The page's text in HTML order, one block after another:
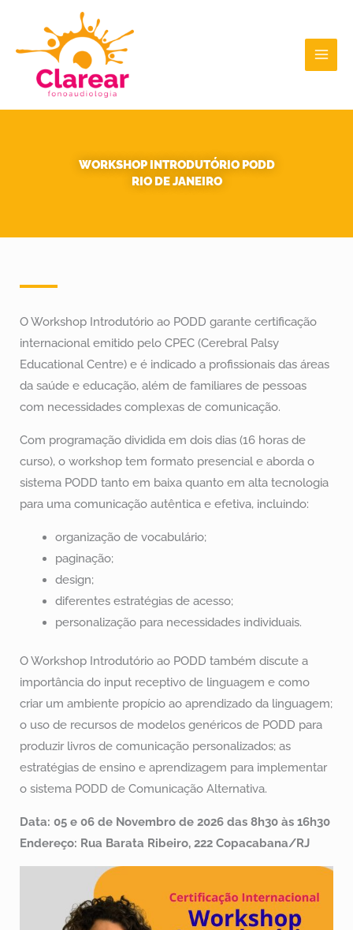
conteúdo
WORKSHOP INTRODUTÓRIO PODD
RIO DE JANEIRO
O Workshop Introdutório ao PODD garante certificação
internacional emitido pelo CPEC (Cerebral Palsy
Educational Centre) e é indicado a profissionais das áreas
da saúde e educação, além de familiares de pessoas
com necessidades complexas de comunicação.
Com programação dividida em dois dias (16 horas de
curso), o workshop tem formato presencial e aborda o
sistema PODD tanto em baixa quanto em alta tecnologia
para uma comunicação autêntica e efetiva, incluindo:
organização de vocabulário;
paginação;
design;
diferentes estratégias de acesso;
personalização para necessidades individuais.
O Workshop Introdutório ao PODD também discute a
importância do input receptivo de linguagem e como
criar um ambiente propício ao aprendizado da linguagem;
o uso de recursos de modelos genéricos de PODD para
produzir livros de comunicação personalizados; as
estratégias de ensino e aprendizagem para implementar
o sistema PODD de Comunicação Alternativa.
Data: 05 e 06 de Novembro de 2026 das 8h30 às 16h30
Endereço: Rua Barata Ribeiro, 222 Copacabana/RJ